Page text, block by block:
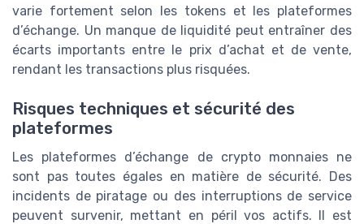
varie fortement selon les tokens et les plateformes
d’échange. Un manque de liquidité peut entraîner des
écarts importants entre le prix d’achat et de vente,
rendant les transactions plus risquées.
Risques techniques et sécurité des
plateformes
Les plateformes d’échange de crypto monnaies ne
sont pas toutes égales en matière de sécurité. Des
incidents de piratage ou des interruptions de service
peuvent survenir, mettant en péril vos actifs. Il est